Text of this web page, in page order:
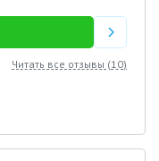
Читать все отзывы (10)